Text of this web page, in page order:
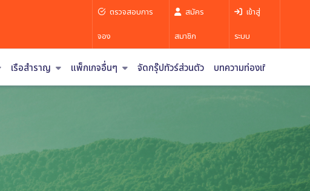
ตรวจสอบการ
จอง
สมัคร
สมาชิก
เข้าสู่
ระบบ
เรือสำราญ แพ็กเกจอื่นๆ จัดกรุ๊ปทัวร์ส่วนตัว บทความท่องเที่ยว